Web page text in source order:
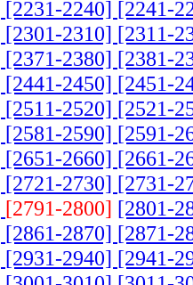
[2231-2240] [2241-
[2301-2310] [2311-
[2371-2380] [2381-
[2441-2450] [2451-
[2511-2520] [2521-
[2581-2590] [2591-
[2651-2660] [2661-
[2721-2730] [2731-
[2791-2800] [2801-
[2861-2870] [2871-
[2931-2940] [2941-